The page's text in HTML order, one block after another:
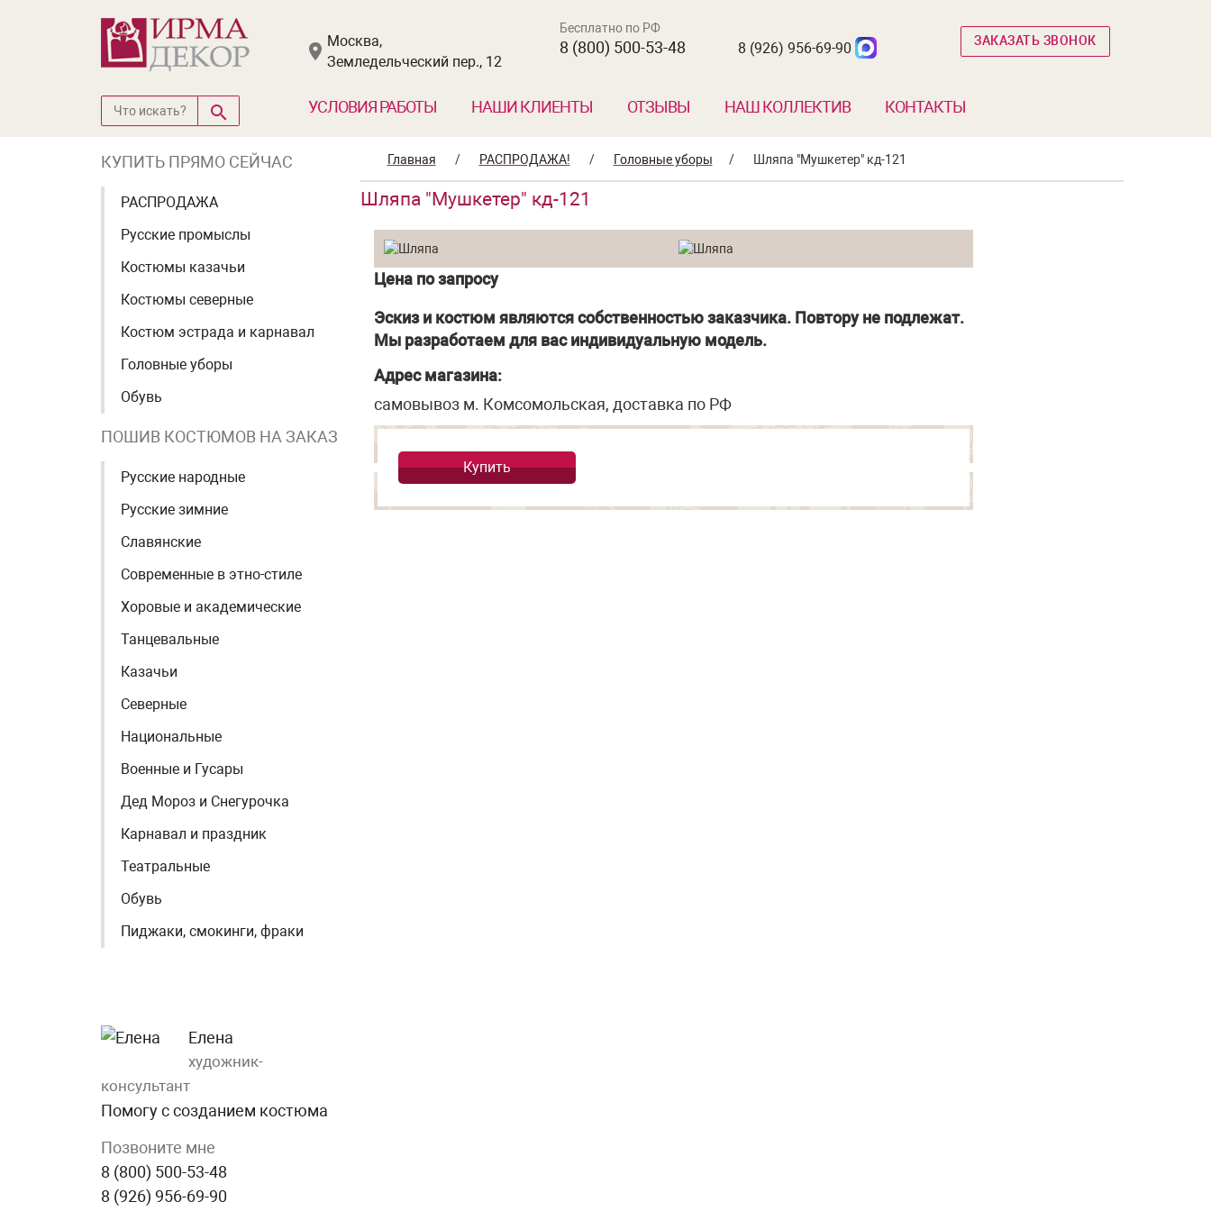
Москва,
Земледельческий пер., 12
Бесплатно по РФ
8 (800) 500-53-48 8 (926) 956-69-90 ЗАКАЗАТЬ ЗВОНОК
УСЛОВИЯ РАБОТЫ НАШИ КЛИЕНТЫ ОТЗЫВЫ НАШ КОЛЛЕКТИВ КОНТАКТЫ
КУПИТЬ ПРЯМО СЕЙЧАС
РАСПРОДАЖА
Русские промыслы
Костюмы казачьи
Костюмы северные
Костюм эстрада и карнавал
Головные уборы
Обувь
ПОШИВ КОСТЮМОВ НА ЗАКАЗ
Русские народные
Русские зимние
Славянские
Современные в этно-стиле
Хоровые и академические
Танцевальные
Казачьи
Северные
Национальные
Военные и Гусары
Дед Мороз и Снегурочка
Карнавал и праздник
Театральные
Обувь
Пиджаки, смокинги, фраки
Елена
художник-
консультант
Помогу с созданием костюма
Позвоните мне
8 (800) 500-53-48
8 (926) 956-69-90
Главная / РАСПРОДАЖА! / Головные уборы / Шляпа "Мушкетер" кд-121
Шляпа "Мушкетер" кд-121
Цена по запросу
Эскиз и костюм являются собственностью заказчика. Повтору не подлежат.
Мы разработаем для вас индивидуальную модель.
Адрес магазина:
самовывоз м. Комсомольская, доставка по РФ
Купить